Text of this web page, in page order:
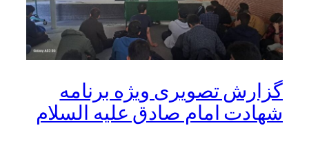
گزارش تصویری ویژه برنامه
شهادت امام صادق علیه السلام